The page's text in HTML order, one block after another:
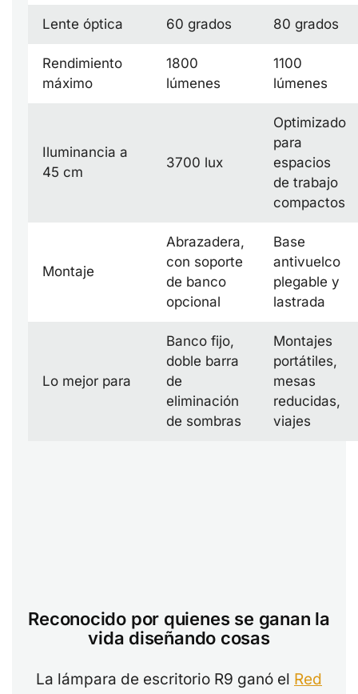
Lente óptica 60 grados 80 grados
Rendimiento
máximo
1800
lúmenes
1100
lúmenes
Iluminancia a
45 cm
3700 lux
Optimizado
para
espacios
de trabajo
compactos
Montaje
Abrazadera,
con soporte
de banco
opcional
Base
antivuelco
plegable y
lastrada
Lo mejor para
Banco fijo,
doble barra
de
eliminación
de sombras
Montajes
portátiles,
mesas
reducidas,
viajes
Reconocido por quienes se ganan la
vida diseñando cosas
La lámpara de escritorio R9 ganó el Red